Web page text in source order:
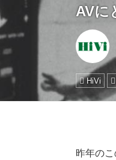
AVに
HiVi
昨年の